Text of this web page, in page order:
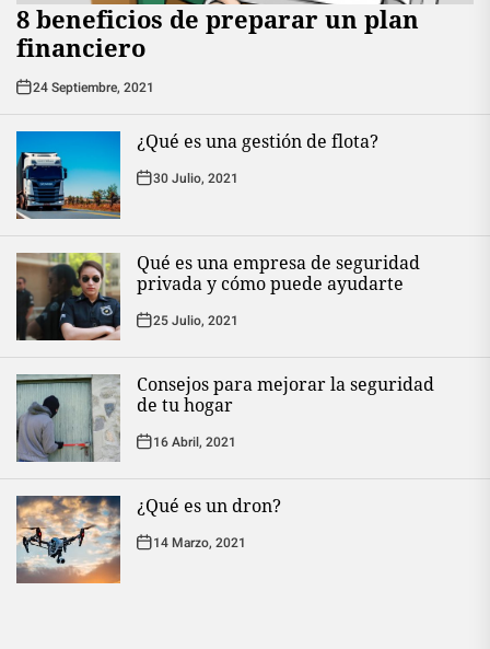
8 beneficios de preparar un plan
financiero
24 Septiembre, 2021
¿Qué es una gestión de flota?
30 Julio, 2021
Qué es una empresa de seguridad
privada y cómo puede ayudarte
25 Julio, 2021
Consejos para mejorar la seguridad
de tu hogar
16 Abril, 2021
¿Qué es un dron?
14 Marzo, 2021